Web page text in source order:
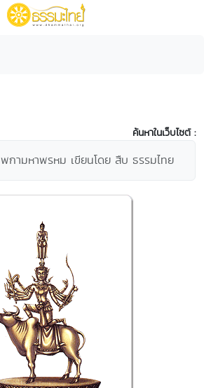
ค้นหาในเว็บไซต์ :
พกามหาพรหม เขียนโดย สืบ ธรรมไทย